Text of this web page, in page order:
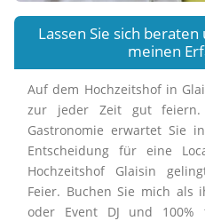
Lassen Sie sich
meinen
Auf dem Hochzeitshof in
zur jeder Zeit gut feiern.
Gastronomie erwartet Sie
Entscheidung für eine
Hochzeitshof Glaisin
Feier. Buchen Sie mich als
oder Event DJ und